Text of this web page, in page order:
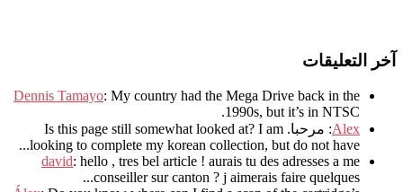
آخر التعليقات
Dennis Tamayo: My country had the Mega Drive back in the
1990s, but it’s in NTSC
.
Alex: مرحبا. Is this page still somewhat looked at? I am
looking to complete my korean collection, but do not have..
.
david: hello , tres bel article ! aurais tu des adresses a me
conseiller sur canton ? j aimerais faire quelques..
.